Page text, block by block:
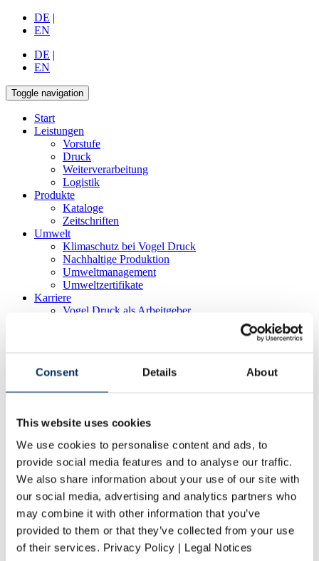
Consent Details About
This website uses cookies
We use cookies to personalise content and ads, to
provide social media features and to analyse our traffic.
We also share information about your use of our site with
our social media, advertising and analytics partners who
may combine it with other information that you’ve
provided to them or that they’ve collected from your use
of their services. Privacy Policy | Legal Notices
DE |
EN
DE |
EN
Toggle navigation
Start
Leistungen
Vorstufe
Druck
Weiterverarbeitung
Logistik
Produkte
Kataloge
Zeitschriften
Umwelt
Klimaschutz bei Vogel Druck
Nachhaltige Produktion
Umweltmanagement
Umweltzertifikate
Karriere
Vogel Druck als Arbeitgeber
Abschlussarbeiten
Qualität
Aktuelles
Soziale Verantwortung
Partner
Service
Produktspezifikationen
Druckdaten
Adressmanagement
Downloads
Kontakt
Ansprechpartner von A-Z